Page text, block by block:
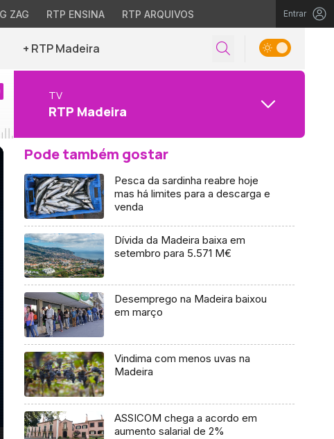
ZAG RTP ENSINA RTP ARQUIVOS Entrar
+ RTP Madeira
TV
RTP Madeira
Pode também gostar
Pesca da sardinha reabre hoje
mas há limites para a descarga e
venda
Dívida da Madeira baixa em
setembro para 5.571 M€
Desemprego na Madeira baixou
em março
Vindima com menos uvas na
Madeira
ASSICOM chega a acordo em
aumento salarial de 2%